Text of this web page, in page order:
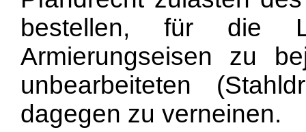
bestellen, für die
Armierungseisen zu
unbearbeiteten
dagegen zu verneinen.